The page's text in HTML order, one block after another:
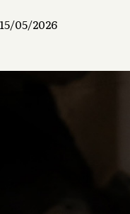
15/05/2026